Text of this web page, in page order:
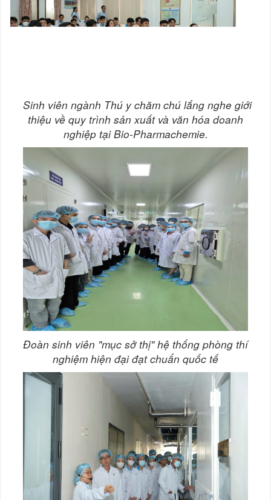
Sinh viên ngành Thú y chăm chú lắng nghe giới
thiệu về quy trình sản xuất và văn hóa doanh
nghiệp tại Bio-Pharmachemie.
Đoàn sinh viên "mục sở thị" hệ thống phòng thí
nghiệm hiện đại đạt chuẩn quốc tế